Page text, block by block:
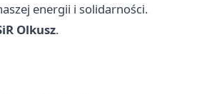
energii i solidarności.
Olkusz.